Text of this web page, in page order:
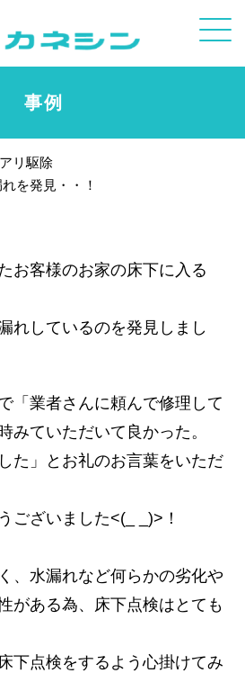
事例
リ駆除
を発見・・！
お客様のお家の床下に入る
れしているのを発見しまし
「業者さんに頼んで修理して
みていただいて良かった。
た」とお礼のお言葉をいただ
ございました<(_ _)>！
、水漏れなど何らかの劣化や
がある為、床下点検はとても
下点検をするよう心掛けてみ